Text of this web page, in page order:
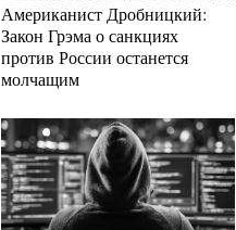
Американист Дробницкий:
Закон Грэма о санкциях
против России останется
молчащим